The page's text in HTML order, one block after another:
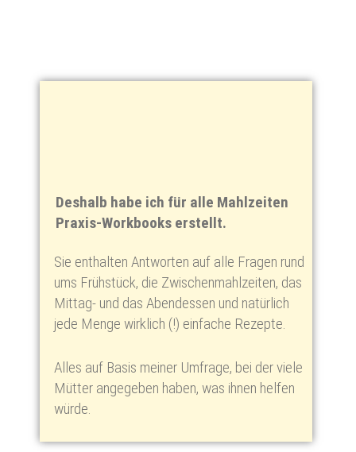
Deshalb habe ich für alle Mahlzeiten
Praxis-Workbooks erstellt.
Sie enthalten Antworten auf alle Fragen rund
ums Frühstück, die Zwischenmahlzeiten, das
Mittag- und das Abendessen und natürlich
jede Menge wirklich (!) einfache Rezepte.
Alles auf Basis meiner Umfrage, bei der viele
Mütter angegeben haben, was ihnen helfen
würde.